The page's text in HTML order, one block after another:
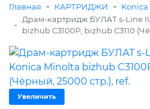
Главная - КАРТРИДЖИ -
- Драм-картридж БУЛАТ s-Line
bizhub C3100P, bizhub C3110
Увеличить